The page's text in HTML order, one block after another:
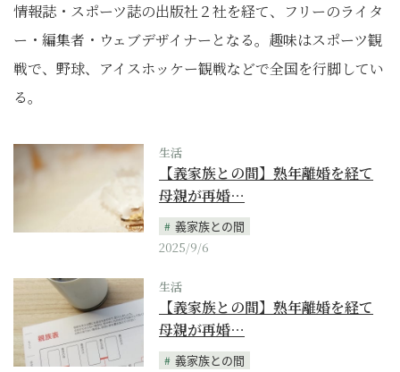
情報誌・スポーツ誌の出版社２社を経て、フリーのライタ
ー・編集者・ウェブデザイナーとなる。趣味はスポーツ観
戦で、野球、アイスホッケー観戦などで全国を行脚してい
る。
生活
【義家族との間】熟年離婚を経て
母親が再婚…
義家族との間
2025/9/6
生活
【義家族との間】熟年離婚を経て
母親が再婚…
義家族との間